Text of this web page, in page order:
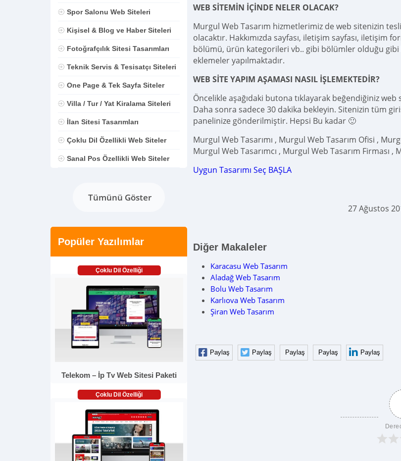
Spor Salonu Web Siteleri
Kişisel & Blog ve Haber Siteleri
Fotoğrafçılık Sitesi Tasarımları
Teknik Servis & Tesisatçı Siteleri
One Page & Tek Sayfa Siteler
Villa / Tur / Yat Kiralama Siteleri
İlan Sitesi Tasarımları
Çoklu Dil Özellikli Web Siteler
Sanal Pos Özellikli Web Siteler
Tümünü Göster
Popüler Yazılımlar
Çoklu Dil Özelliği
Telekom – İp Tv Web Sitesi Paketi
Çoklu Dil Özelliği
WEB SİTEMİN İÇİNDE NELER OLACAK?
Murgul Web Tasarım hizmetlerimiz de web sitenizin
olacaktır. Hakkımızda sayfası, iletişim sayfası,
bölümü, ürün kategorileri vb.. gibi bölümler olduğu gibi
eklemeler yapılmaktadır.
WEB SİTE YAPIM AŞAMASI NASIL İŞLEMEKTEDİR?
Öncelikle aşağıdaki butona tıklayarak beğendiğiniz web
Daha sonra sadece 30 dakika bekleyin. Sitenizin tüm
panelinize gönderilmiştir. Hepsi Bu kadar 🙂
Murgul Web Tasarımı , Murgul Web Tasarım Ofisi ,
Murgul Web Tasarımcı , Murgul Web Tasarım Firması
Uygun Tasarımı Seç BAŞLA
27 Ağustos
Diğer Makaleler
Karacasu Web Tasarım
Aladağ Web Tasarım
Bolu Web Tasarım
Karlıova Web Tasarım
Şiran Web Tasarım
Paylaş Paylaş Paylaş Paylaş Paylaş